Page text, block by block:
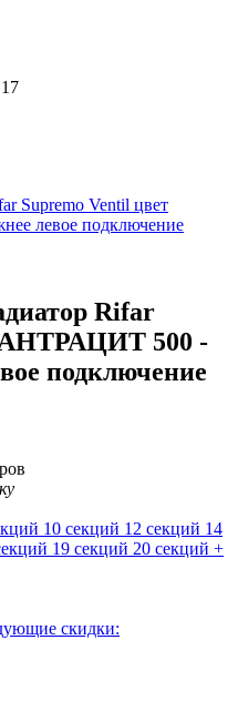
Rifar
АНТРАЦИТ 500 -
подключение
10 секций 12 секций 14
19 секций 20 секций +
скидки: